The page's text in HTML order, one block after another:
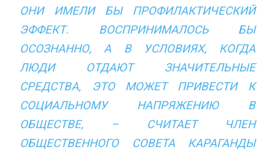
ОНИ ИМЕЛИ БЫ ПРОФИЛАКТИЧЕСКИЙ
ЭФФЕКТ. ВОСПРИНИМАЛОСЬ БЫ
ОСОЗНАННО, А В УСЛОВИЯХ, КОГДА
ЛЮДИ ОТДАЮТ ЗНАЧИТЕЛЬНЫЕ
СРЕДСТВА, ЭТО МОЖЕТ ПРИВЕСТИ К
СОЦИАЛЬНОМУ НАПРЯЖЕНИЮ В
ОБЩЕСТВЕ, – СЧИТАЕТ ЧЛЕН
ОБЩЕСТВЕННОГО СОВЕТА КАРАГАНДЫ